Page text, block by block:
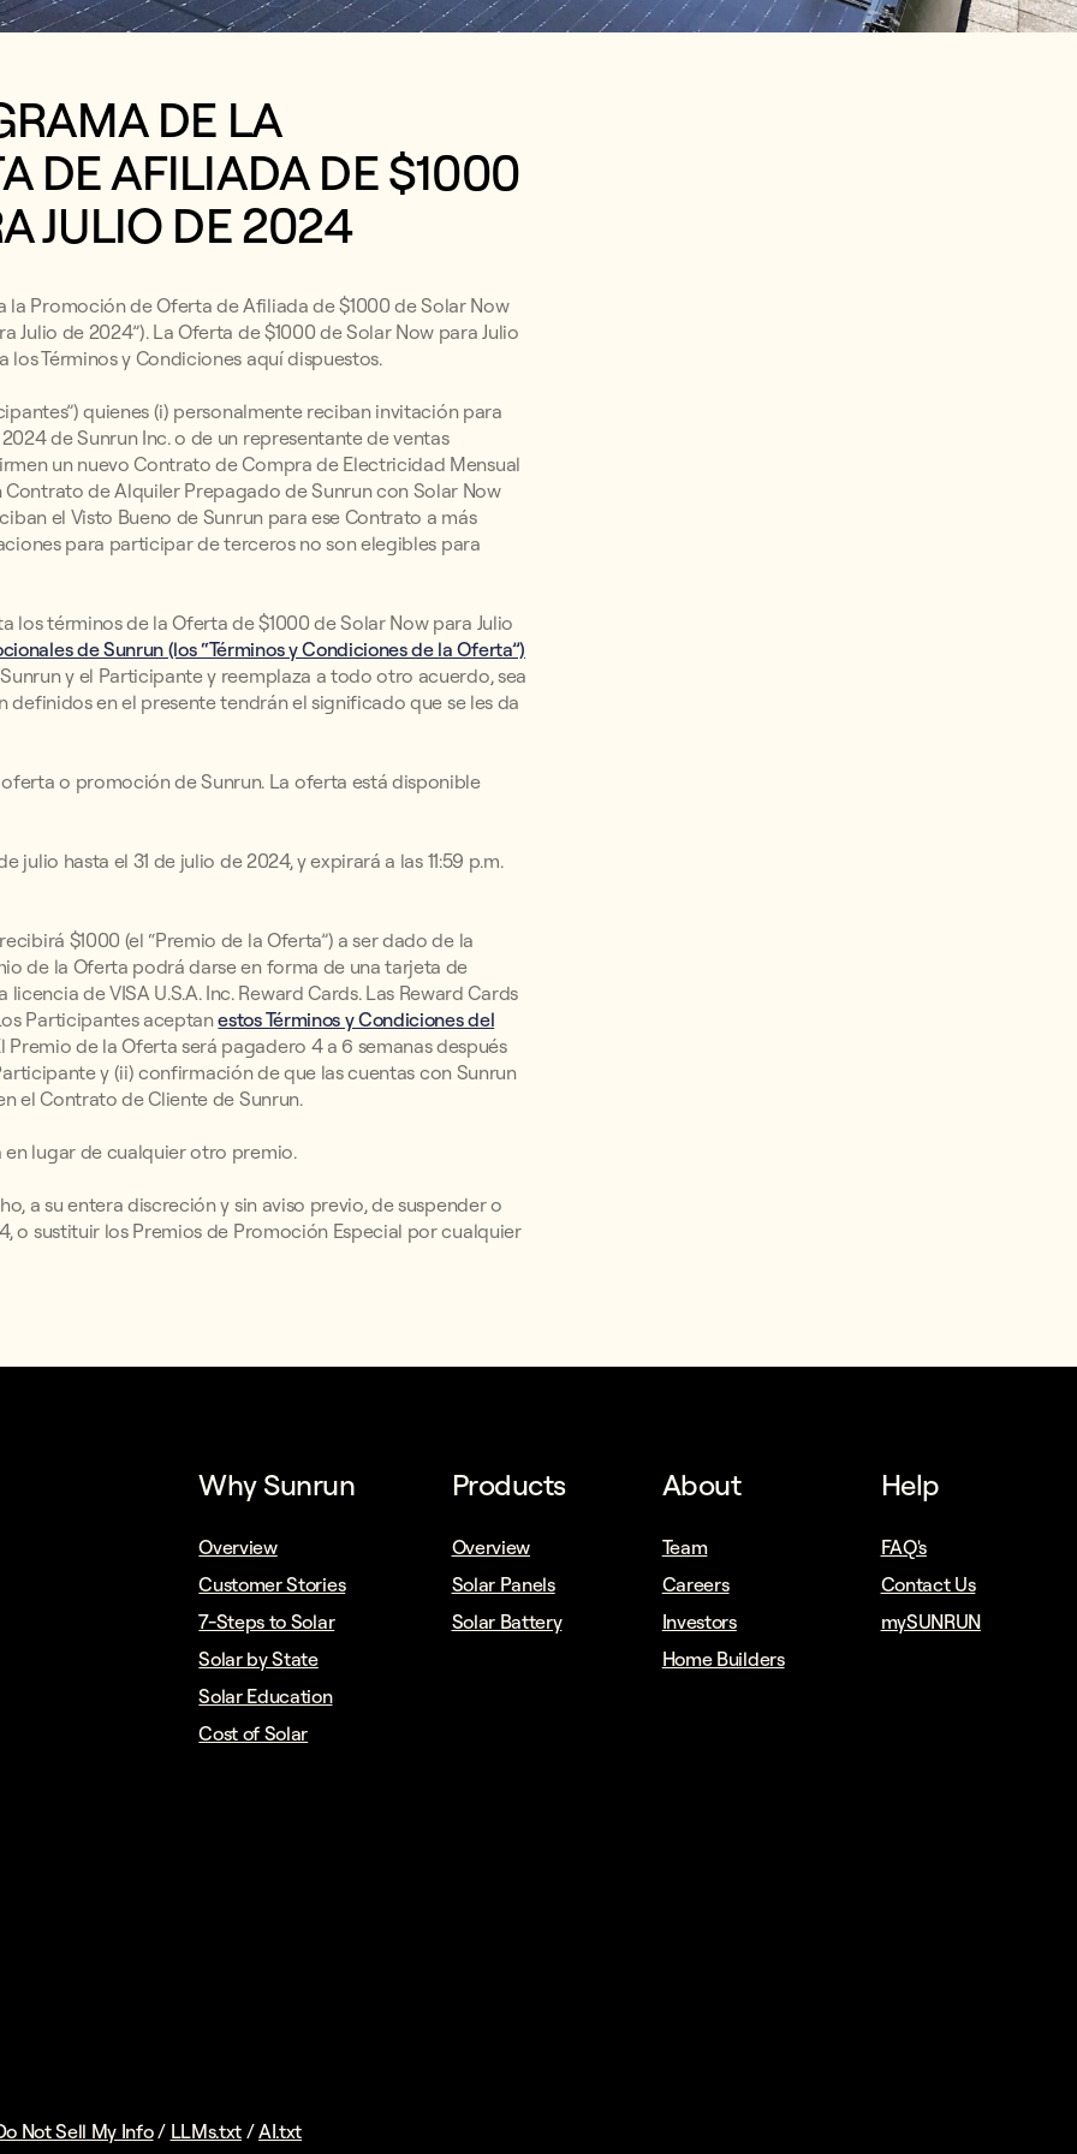
DE LA
DE AFILIADA DE $1000
JULIO DE 2024
Promoción de Oferta de Afiliada de $1000 de Solar Now
Julio de 2024”). La Oferta de $1000 de Solar Now para Julio
los Términos y Condiciones aquí dispuestos.
quienes (i) personalmente reciban invitación para
de Sunrun Inc. o de un representante de ventas
un nuevo Contrato de Compra de Electricidad Mensual
de Alquiler Prepagado de Sunrun con Solar Now
el Visto Bueno de Sunrun para ese Contrato a más
para participar de terceros no son elegibles para
términos de la Oferta de $1000 de Solar Now para Julio
de Sunrun (los “Términos y Condiciones de la Oferta”)
y el Participante y reemplaza a todo otro acuerdo, sea
definidos en el presente tendrán el significado que se les da
o promoción de Sunrun. La oferta está disponible
hasta el 31 de julio de 2024, y expirará a las 11:59 p.m.
$1000 (el “Premio de la Oferta”) a ser dado de la
de la Oferta podrá darse en forma de una tarjeta de
de VISA U.S.A. Inc. Reward Cards. Las Reward Cards
Participantes aceptanestos Términos y Condiciones del
Premio de la Oferta será pagadero 4 a 6 semanas después
y (ii) confirmación de que las cuentas con Sunrun
el Contrato de Cliente de Sunrun.
lugar de cualquier otro premio.
a su entera discreción y sin aviso previo, de suspender o
o sustituir los Premios de Promoción Especial por cualquier
Why Sunrun
Overview
Customer Stories
7-Steps to Solar
Solar by State
Solar Education
Cost of Solar
Products
Overview
Solar Panels
Solar Battery
About
Team
Careers
Investors
Home Builders
Help
FAQ's
Contact Us
mySUNRUN
Not Sell My Info/ LLMs.txt/AI.txt